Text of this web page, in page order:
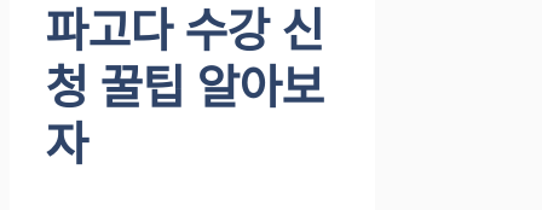
파고다 수강 신
청 꿀팁 알아보
자